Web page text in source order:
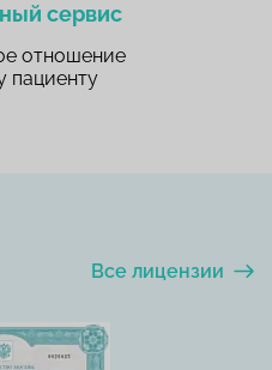
сервис
отношение
пациенту
Все лицензии